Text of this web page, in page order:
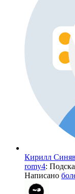
Кирилл
romy4:
Написано